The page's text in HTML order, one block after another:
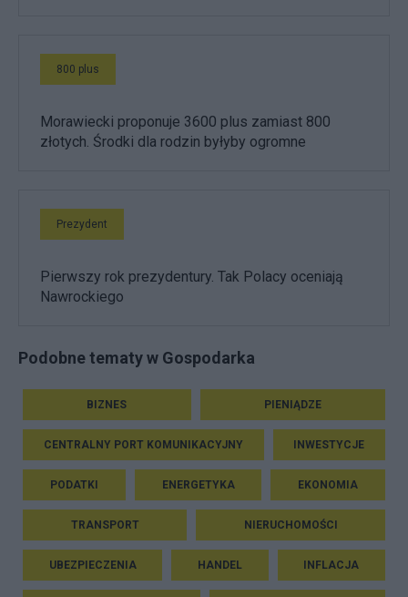
800 plus
Morawiecki proponuje 3600 plus zamiast 800
złotych. Środki dla rodzin byłyby ogromne
Prezydent
Pierwszy rok prezydentury. Tak Polacy oceniają
Nawrockiego
Podobne tematy w Gospodarka
BIZNES PIENIĄDZE
CENTRALNY PORT KOMUNIKACYJNY INWESTYCJE
PODATKI ENERGETYKA EKONOMIA
TRANSPORT NIERUCHOMOŚCI
UBEZPIECZENIA HANDEL INFLACJA